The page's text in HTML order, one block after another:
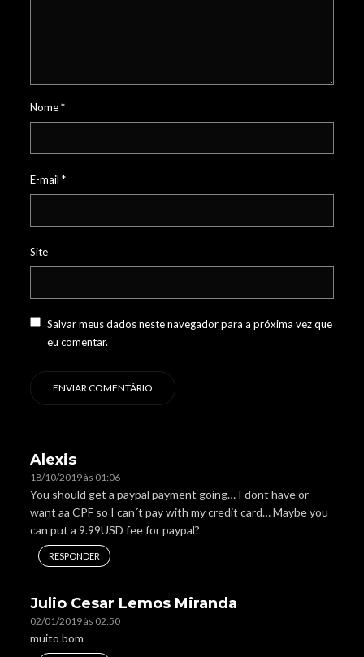
Nome*
E-mail *
Site
Salvar meus dados neste navegador para a próxima vez que
eu comentar.
Alexis
18/10/2019 às 01:06
You should get a paypal payment going… I dont have or
want aa CPF so I can´t pay with my credit card… Maybe you
can put a 9.99USD fee for paypal?
RESPONDER
Julio Cesar Lemos Miranda
02/01/2019 às 02:50
muito bom